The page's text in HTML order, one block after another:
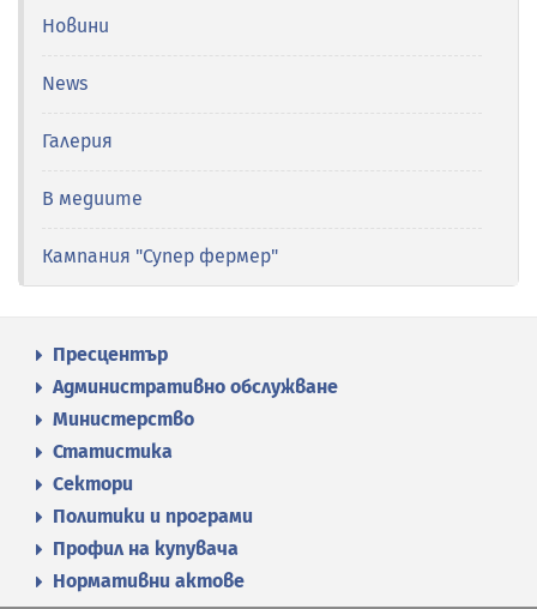
Новини
News
Галерия
В медиите
Кампания "Супер фермер"
Пресцентър
Административно обслужване
Министерство
Статистика
Сектори
Политики и програми
Профил на купувача
Нормативни актове